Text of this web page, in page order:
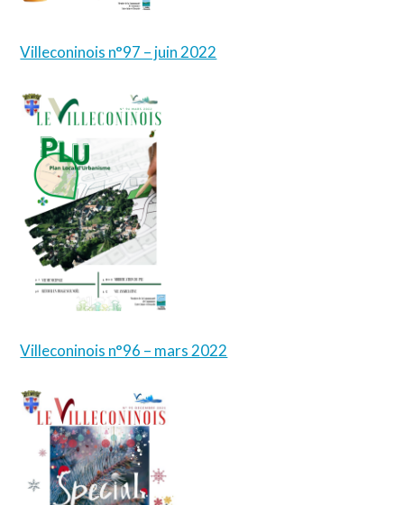
Villeconinois n°97 – juin 2022
Villeconinois n°96 – mars 2022